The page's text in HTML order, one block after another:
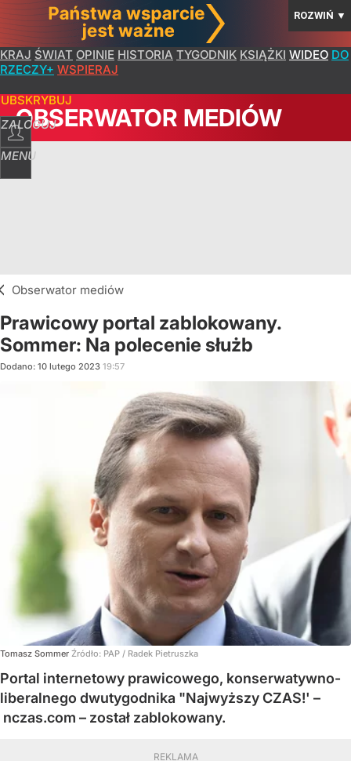
ROZWIŃ ▼
KRAJ ŚWIAT OPINIE HISTORIA TYGODNIK KSIĄŻKI WIDEO DO
RZECZY+ WSPIERAJ
ZALOGUJ
MENU
OBSERWATOR MEDIÓW
Obserwator mediów
Prawicowy portal zablokowany.
Sommer: Na polecenie służb
Dodano: 10 lutego 2023 19:57
Tomasz Sommer Źródło: PAP / Radek Pietruszka
Portal internetowy prawicowego, konserwatywno-
liberalnego dwutygodnika "Najwyższy CZAS!' –
nczas.com – został zablokowany.